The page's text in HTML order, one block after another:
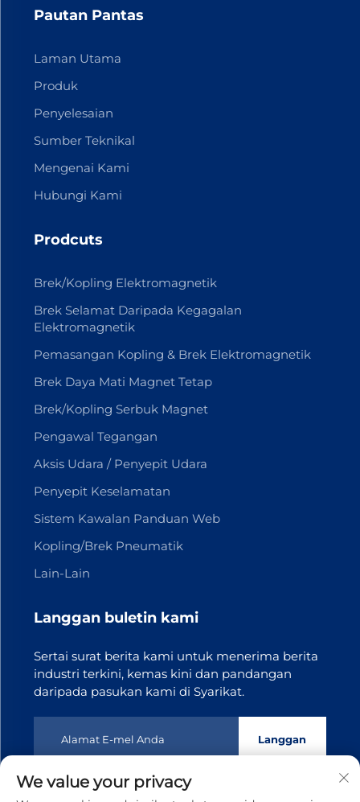
Pautan Pantas
Laman Utama
Produk
Penyelesaian
Sumber Teknikal
Mengenai Kami
Hubungi Kami
Prodcuts
Brek/Kopling Elektromagnetik
Brek Selamat Daripada Kegagalan
Elektromagnetik
Pemasangan Kopling & Brek Elektromagnetik
Brek Daya Mati Magnet Tetap
Brek/Kopling Serbuk Magnet
Pengawal Tegangan
Aksis Udara / Penyepit Udara
Penyepit Keselamatan
Sistem Kawalan Panduan Web
Kopling/Brek Pneumatik
Lain-Lain
Langgan buletin kami
Sertai surat berita kami untuk menerima berita
industri terkini, kemas kini dan pandangan
daripada pasukan kami di Syarikat.
Langgan
We value your privacy